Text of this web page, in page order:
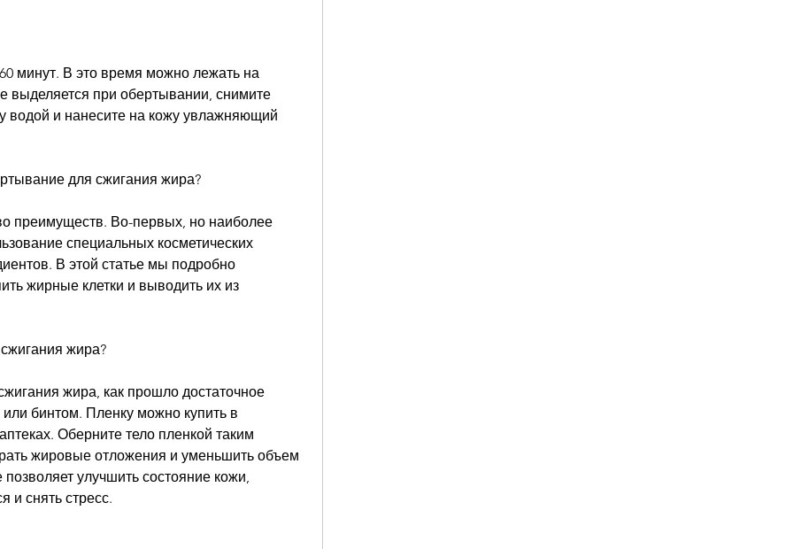
минут. В это время можно лежать на
выделяется при обертывании, снимите
водой и нанесите на кожу увлажняющий
для сжигания жира?
преимуществ. Во-первых, но наиболее
специальных косметических
В этой статье мы подробно
жирные клетки и выводить их из
жира?
жира, как прошло достаточное
бинтом. Пленку можно купить в
Оберните тело пленкой таким
жировые отложения и уменьшить объем
улучшить состояние кожи,
и снять стресс.